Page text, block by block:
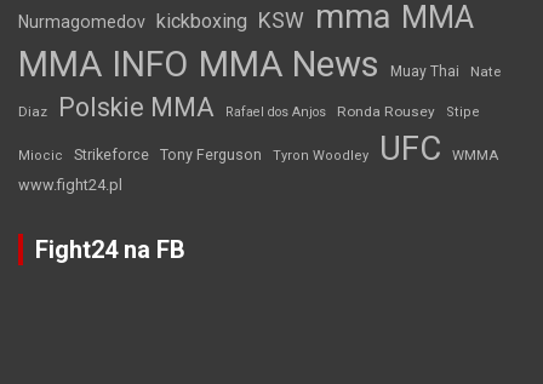
Nurmagomedov kickboxing KSW mma MMA
MMA INFO MMA News Muay Thai Nate
Diaz Polskie MMA Rafael dos Anjos Ronda Rousey Stipe
Miocic Strikeforce Tony Ferguson Tyron Woodley UFC WMMA
www.fight24.pl
Fight24 na FB